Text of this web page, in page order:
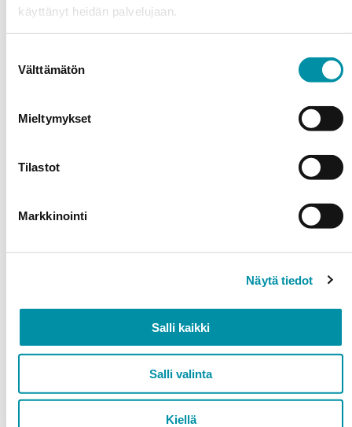
käyttänyt heidän palvelujaan.
valinta
Välttämätön
Mieltymykset
Tilastot
Markkinointi
Näytä tiedot
Salli kaikki
Salli valinta
Kiellä
For vertical installation
Material EN AW-6060 T6
With surface treatment, suitable for harsh
environmental conditions (SFS-EN ISO 12944-2
Can be manufactured from 100% recycled Purso
Example applications facades and cladding for